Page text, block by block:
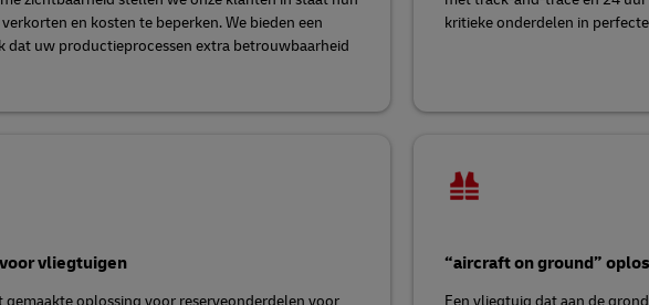
en kosten te beperken. We bieden een
dat uw productieprocessen extra betrouwbaarheid
kritieke onderdelen in
vliegtuigen
gemaakte oplossing voor reserveonderdelen voor
“aircraft on ground”
Een vliegtuig dat aan de